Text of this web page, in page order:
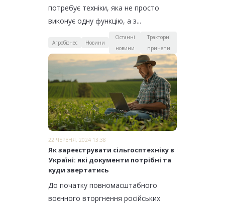
потребує техніки, яка не просто
виконує одну функцію, а з...
Агробізнес Новини
Останні
новини
Тракторні
причепи
22 ЧЕРВНЯ, 2024 13:38
Як зареєструвати сільгосптехніку в
Україні: які документи потрібні та
куди звертатись
До початку повномасштабного
воєнного вторгнення російських